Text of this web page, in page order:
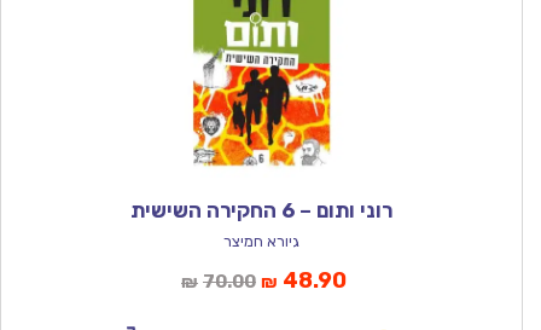
רוני ותום – 6 החקירה השישית
גיורא חמיצר
₪ 70.00המחיר
₪ 48.90המחיר